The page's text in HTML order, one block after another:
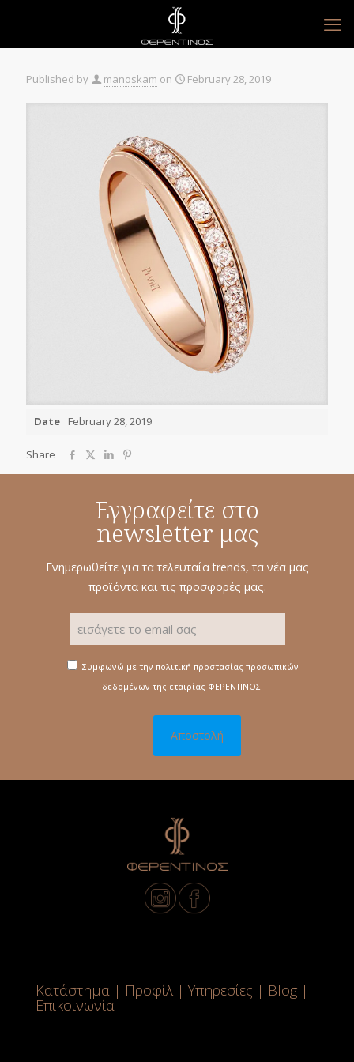
Published by manoskam on February 28, 2019
Date February 28, 2019
Share
Εγγραφείτε στο
newsletter μας
Ενημερωθείτε για τα τελευταία trends, τα νέα μας
προϊόντα και τις προσφορές μας.
Συμφωνώ με την πολιτική προστασίας προσωπικών
δεδομένων της εταιρίας ΦΕΡΕΝΤΙΝΟΣ
Κατάστημα | Προφίλ | Υπηρεσίες | Blog |
Επικοινωνία |